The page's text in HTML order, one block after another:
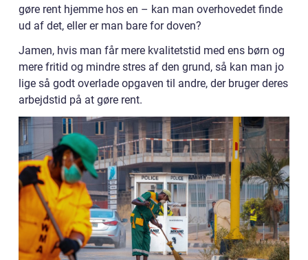
gøre rent hjemme hos en – kan man overhovedet finde
ud af det, eller er man bare for doven?
Jamen, hvis man får mere kvalitetstid med ens børn og
mere fritid og mindre stres af den grund, så kan man jo
lige så godt overlade opgaven til andre, der bruger deres
arbejdstid på at gøre rent.